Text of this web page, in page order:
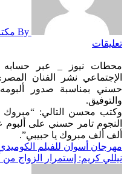
تعليقات
محطات نيوز _ عبر حسابه
الإجتماعي نشر الفنان
حسني بمناسبة صدور ألبومه
والتوفيق.
وكتب محسن التالي: “مبروك
النجوم تامر حسني على ألبوم
ألف ألف مبروك يا حبيبي”.
تصفّح
المقالات
مهرجان أسوان للفيلم
نيللي كريم: إستمرار الزواج